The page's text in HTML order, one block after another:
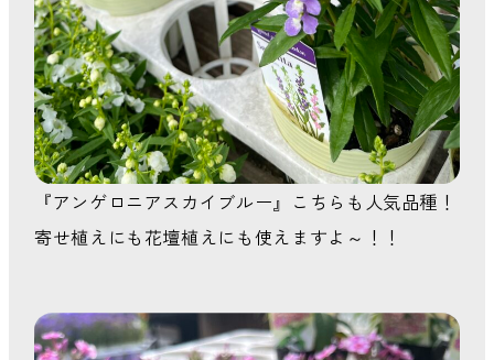
『アンゲロニアスカイブルー』こちらも人気品種！
寄せ植えにも花壇植えにも使えますよ～！！